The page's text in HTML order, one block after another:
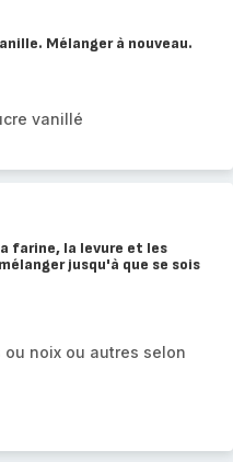
Mélanger à nouveau.
vanillé
farine, la levure et les
jusqu'à que se sois
noix ou autres selon